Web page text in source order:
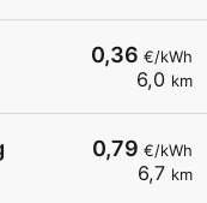
0,36 €/kWh
6,0 km
0,79 €/kWh
6,7 km